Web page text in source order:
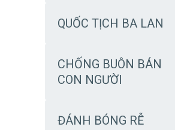
QUỐC TỊCH BA LAN
CHỐNG BUÔN BÁN
CON NGƯỜI
ĐÁNH BÓNG RỄ